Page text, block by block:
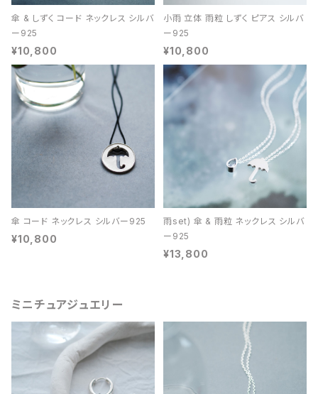
傘 & しずく コード ネックレス シルバ
ー925
¥10,800
小雨 立体 雨粒 しずく ピアス シルバ
ー925
¥10,800
傘 コード ネックレス シルバー925
¥10,800
雨set) 傘 & 雨粒 ネックレス シルバ
ー925
¥13,800
ミニチュアジュエリー